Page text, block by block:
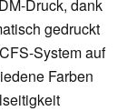
Druck, dank
gedruckt
System auf
Farben